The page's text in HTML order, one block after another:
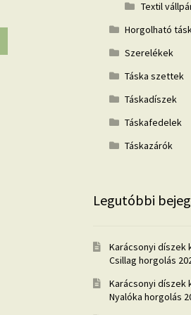
Textil
Horgolható
Szerelékek
Táska szettek
Táskadíszek
Táskafedelek
Táskazárók
Legutóbbi
Karácsonyi díszek
Csillag horgolás
Karácsonyi díszek
Nyalóka horgolás